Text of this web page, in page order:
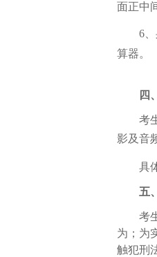
面正中
6
算器。
四
考
影及音
具
五
考
为；为
触犯刑